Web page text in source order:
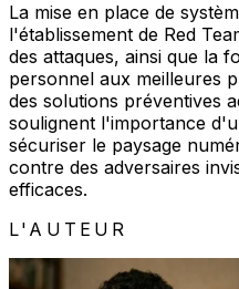
La mise en place de
l'établissement de Red
des attaques, ainsi que la
personnel aux meilleures
des solutions préventives
soulignent l'importance
sécuriser le paysage
contre des adversaires
efficaces.
L'AUTEUR